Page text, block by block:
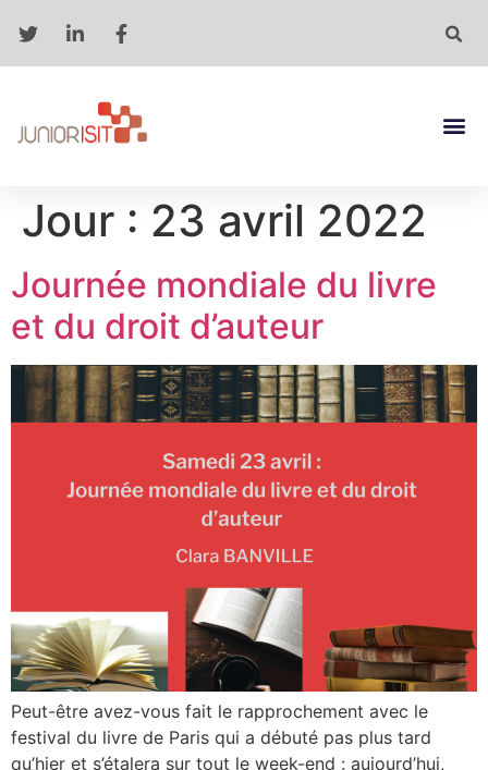
Jour : 23 avril 2022
Journée mondiale du livre
et du droit d’auteur
Peut-être avez-vous fait le rapprochement avec le
festival du livre de Paris qui a débuté pas plus tard
qu’hier et s’étalera sur tout le week-end : aujourd’hui,